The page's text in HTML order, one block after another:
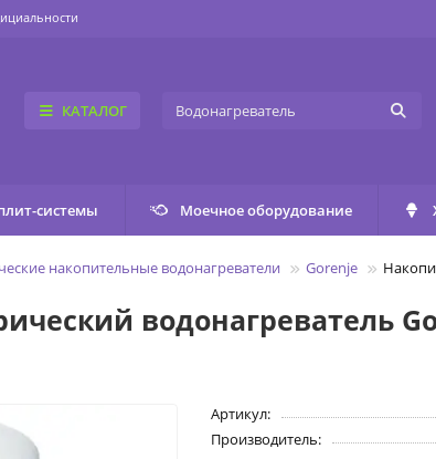
КАТАЛОГ
системы Моечное оборудование
накопительные водонагреватели Gorenje
водонагреватель
Артикул:
Производитель: